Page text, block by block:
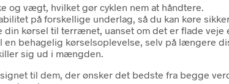
og vægt, hvilket gør cyklen nem at håndtere.
på forskellige underlag, så du kan køre
kørsel til terrænet, uanset om det er flade veje
behagelig kørselsoplevelse, selv på længere
sig ud i mængden.
til dem, der ønsker det bedste fra begge